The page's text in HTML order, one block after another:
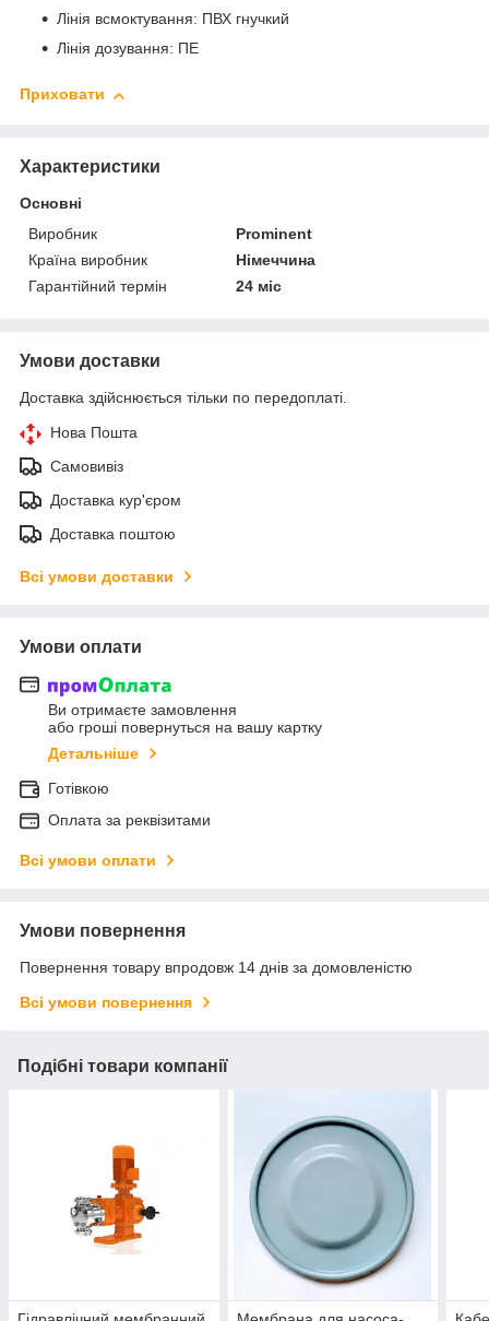
Лінія всмоктування: ПВХ гнучкий
Лінія дозування: ПЕ
Приховати
Характеристики
Основні
Виробник
Prominent
Країна виробник
Німеччина
Гарантійний термін
24 міс
Умови доставки
Доставка здійснюється тільки по передоплаті.
Нова Пошта
Самовивіз
Доставка кур'єром
Доставка поштою
Всі умови доставки
Умови оплати
Ви отримаєте замовлення
або гроші повернуться на вашу картку
Детальніше
Готівкою
Оплата за реквізитами
Всі умови оплати
Умови повернення
Повернення товару впродовж 14 днів за домовленістю
Всі умови повернення
Подібні товари компанії